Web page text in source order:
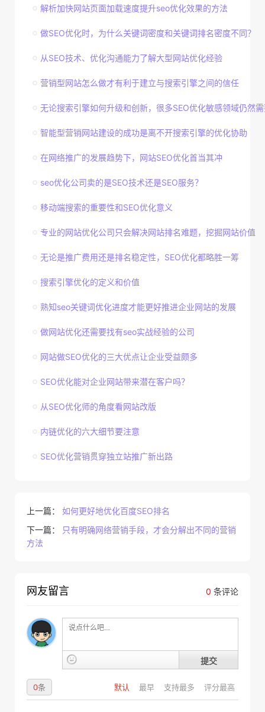
解析加快网站页面加载速度提升seo优化效果的方法
做SEO优化时，为什么关键词密度和关键词排名密度不同？
从SEO技术、优化沟通能力了解大型网站优化经验
营销型网站怎么做才有利于建立与搜索引擎之间的信任
无论搜索引擎如何升级和创新，很多SEO优化敏感领域仍然
智能型营销网站建设的成功是离不开搜索引擎的优化协助
在网络推广的发展趋势下，网站SEO优化首当其冲
seo优化公司卖的是SEO技术还是SEO服务？
移动端搜索的重要性和SEO优化意义
专业的网站优化公司只会解决网站排名难题，挖掘网站价值
无论是推广费用还是排名稳定性，SEO优化都略胜一筹
搜索引擎优化的定义和价值
熟知seo关键词优化进度才能更好推进企业网站的发展
做网站优化还需要找有seo实战经验的公司
网站做SEO优化的三大优点让企业受益颇多
SEO优化能对企业网站带来潜在客户吗？
从SEO优化师的角度看网站改版
内链优化的六大细节要注意
SEO优化营销贯穿独立站推广新出路
上一篇： 如何更好地优化百度SEO排名
下一篇：
只有明确网络营销手段，才会分解出不同的营销
方法
0 条评论
网友留言
提交
默认 最早 支持最多 评分最高
0条